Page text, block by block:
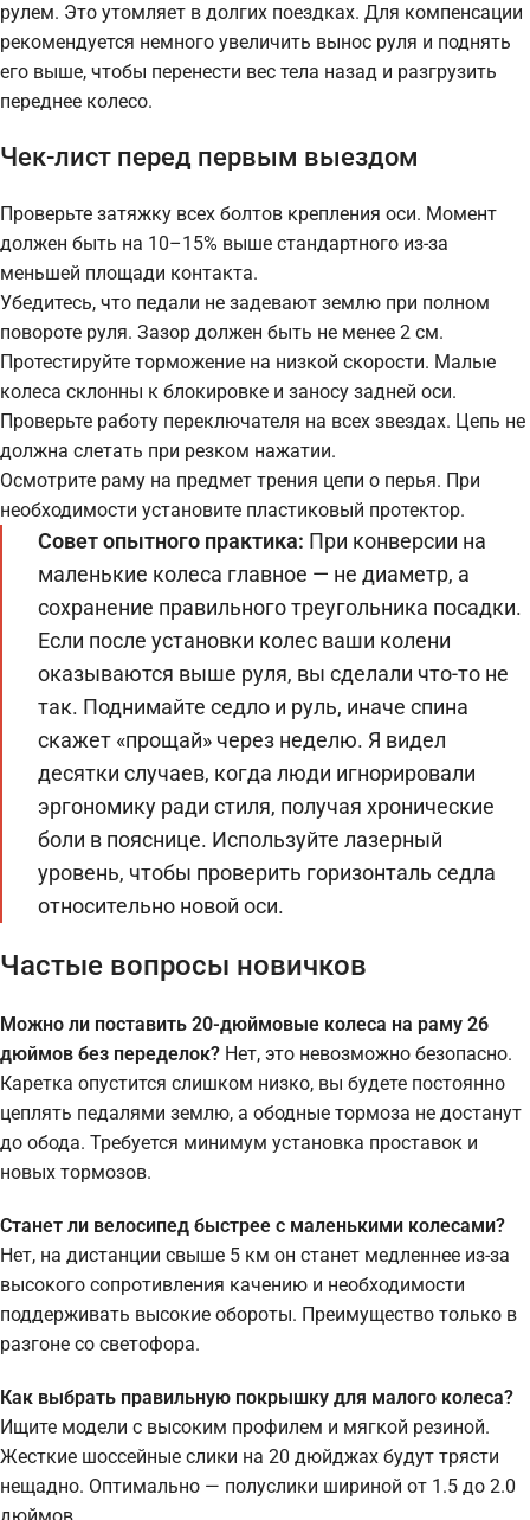
рулем. Это утомляет в долгих поездках. Для компенсации
рекомендуется немного увеличить вынос руля и поднять
его выше, чтобы перенести вес тела назад и разгрузить
переднее колесо.
Чек-лист перед первым выездом
Проверьте затяжку всех болтов крепления оси. Момент
должен быть на 10–15% выше стандартного из-за
меньшей площади контакта.
Убедитесь, что педали не задевают землю при полном
повороте руля. Зазор должен быть не менее 2 см.
Протестируйте торможение на низкой скорости. Малые
колеса склонны к блокировке и заносу задней оси.
Проверьте работу переключателя на всех звездах. Цепь не
должна слетать при резком нажатии.
Осмотрите раму на предмет трения цепи о перья. При
необходимости установите пластиковый протектор.
Совет опытного практика: При конверсии на
маленькие колеса главное — не диаметр, а
сохранение правильного треугольника посадки.
Если после установки колес ваши колени
оказываются выше руля, вы сделали что-то не
так. Поднимайте седло и руль, иначе спина
скажет «прощай» через неделю. Я видел
десятки случаев, когда люди игнорировали
эргономику ради стиля, получая хронические
боли в пояснице. Используйте лазерный
уровень, чтобы проверить горизонталь седла
относительно новой оси.
Частые вопросы новичков
Можно ли поставить 20-дюймовые колеса на раму 26
дюймов без переделок? Нет, это невозможно безопасно.
Каретка опустится слишком низко, вы будете постоянно
цеплять педалями землю, а ободные тормоза не достанут
до обода. Требуется минимум установка проставок и
новых тормозов.
Станет ли велосипед быстрее с маленькими колесами?
Нет, на дистанции свыше 5 км он станет медленнее из-за
высокого сопротивления качению и необходимости
поддерживать высокие обороты. Преимущество только в
разгоне со светофора.
Как выбрать правильную покрышку для малого колеса?
Ищите модели с высоким профилем и мягкой резиной.
Жесткие шоссейные слики на 20 дюйджах будут трясти
нещадно. Оптимально — полуслики шириной от 1.5 до 2.0
дюймов.